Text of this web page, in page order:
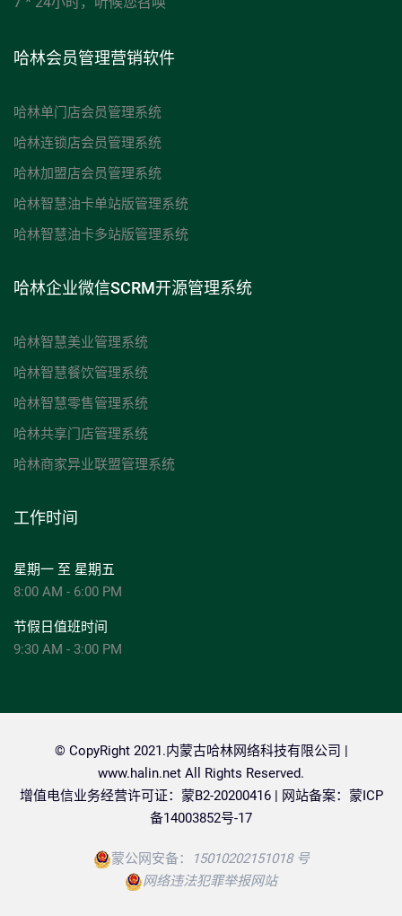
哈林会员管理营销软件
哈林单门店会员管理系统
哈林连锁店会员管理系统
哈林加盟店会员管理系统
哈林智慧油卡单站版管理系统
哈林智慧油卡多站版管理系统
哈林企业微信SCRM开源管理系统
哈林智慧美业管理系统
哈林智慧餐饮管理系统
哈林智慧零售管理系统
哈林共享门店管理系统
哈林商家异业联盟管理系统
工作时间
星期一 至 星期五
8:00 AM - 6:00 PM
节假日值班时间
9:30 AM - 3:00 PM
© CopyRight 2021.内蒙古哈林网络科技有限公司 |
www.halin.net All Rights Reserved.
增值电信业务经营许可证：蒙B2-20200416 | 网站备案： 蒙ICP
备14003852号-17
蒙公网安备：
15010202151018 号
网络违法犯罪举报网站